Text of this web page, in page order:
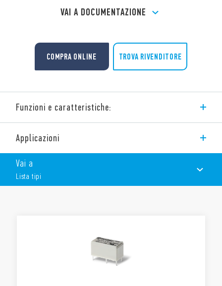
VAI A DOCUMENTAZIONE
COMPRA ONLINE TROVA RIVENDITORE
Funzioni e caratteristiche:
stampato 6 A.
Caratteristiche:
1 contatto in scambio o 1 contatto normalmente aperto
Relè subminiatura, basso profilo
Bobina DC sensibile: 200 mW
Applicazioni
Vai a
Lista tipi